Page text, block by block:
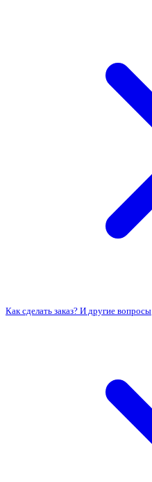
Как сделать заказ? И другие вопросы